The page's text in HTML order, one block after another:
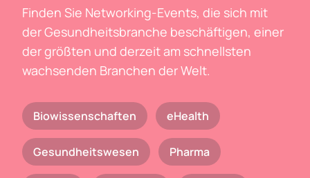
Finden Sie Networking-Events, die sich mit
der Gesundheitsbranche beschäftigen, einer
der größten und derzeit am schnellsten
wachsenden Branchen der Welt.
Biowissenschaften eHealth
Gesundheitswesen Pharma